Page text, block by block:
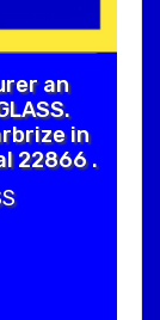
an
in
22866 .